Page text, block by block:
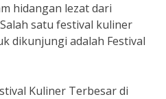
hidangan lezat dari
satu festival kuliner
dikunjungi adalah Festival
Kuliner Terbesar di